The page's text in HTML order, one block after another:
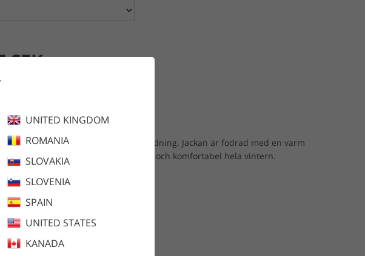
UNITED KINGDOM
ROMANIA
SLOVAKIA
SLOVENIA
SPAIN
UNITED STATES
KANADA
SEK
och vindtät vinterjacka med god andning. Jackan är fodrad med en varm
och håller dig garanterat torr och komfortabel hela vintern.
i följande färger: